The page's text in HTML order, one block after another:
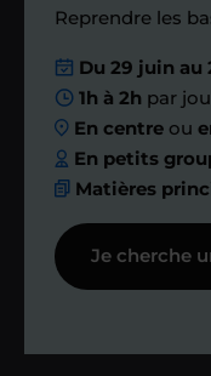
Nous
Afin de suivre
réalisés, votre
même vous
Reprendre les
Du 29 juin au
1h à 2h par
En centre ou
En petits
Matières
Je cherche